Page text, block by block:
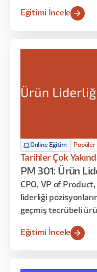
Eğitimi İncele
Online Eğitim Popüler
Tarihler Çok
PM 301: Ürün
CPO, VP of
liderliği
geçmiş tecrübeli
Eğitimi İncele